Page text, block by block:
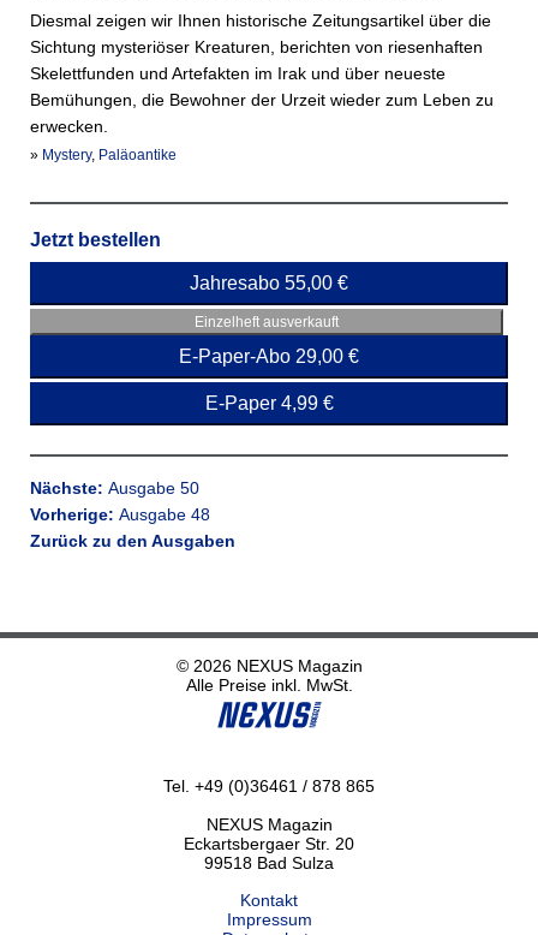
Diesmal zeigen wir Ihnen historische Zeitungsartikel über die
Sichtung mysteriöser Kreaturen, berichten von riesenhaften
Skelettfunden und Artefakten im Irak und über neueste
Bemühungen, die Bewohner der Urzeit wieder zum Leben zu
erwecken.
» Mystery, Paläoantike
Jetzt bestellen
Jahresabo 55,00 €
Einzelheft ausverkauft
E-Paper-Abo 29,00 €
E-Paper 4,99 €
Nächste: Ausgabe 50
Vorherige: Ausgabe 48
Zurück zu den Ausgaben
© 2026 NEXUS Magazin
Alle Preise inkl. MwSt.
Tel. +49 (0)36461 / 878 865
NEXUS Magazin
Eckartsbergaer Str. 20
99518 Bad Sulza
Kontakt
Impressum